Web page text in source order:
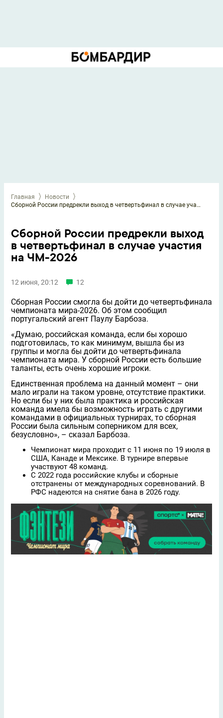
Главная
Новости
Сборной России предрекли выход в четвертьфинал в случае участия на ЧМ-2026
Сборной России предрекли выход
в четвертьфинал в случае участия
на ЧМ-2026
12 июня, 20:12 12
Сборная России смогла бы дойти до четвертьфинала
чемпионата мира-2026. Об этом сообщил
португальский агент Паулу Барбоза.
«Думаю, российская команда, если бы хорошо
подготовилась, то как минимум, вышла бы из
группы и могла бы дойти до четвертьфинала
чемпионата мира. У сборной России есть большие
таланты, есть очень хорошие игроки.
Единственная проблема на данный момент – они
мало играли на таком уровне, отсутствие практики.
Но если бы у них была практика и российская
команда имела бы возможность играть с другими
командами в официальных турнирах, то сборная
России была сильным соперником для всех,
безусловно», – сказал Барбоза.
Чемпионат мира проходит с 11 июня по 19 июля в
США, Канаде и Мексике. В турнире впервые
участвуют 48 команд.
С 2022 года российские клубы и сборные
отстранены от международных соревнований. В
РФС надеются на снятие бана в 2026 году.